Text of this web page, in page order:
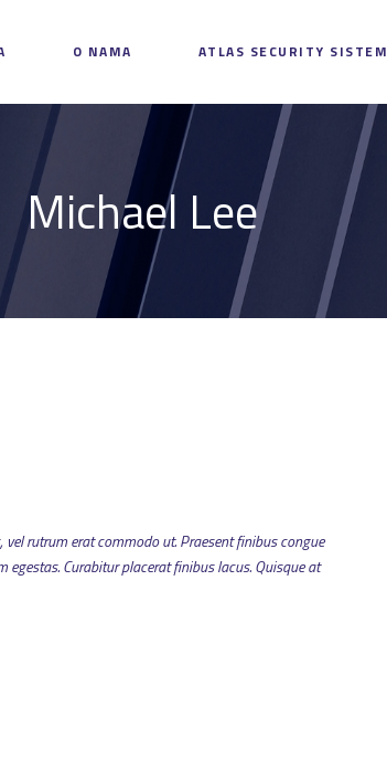
O NAMA ATLAS SECURITY SISTEM
Michael Lee
SECURITY
rutrum erat commodo ut. Praesent finibus congue
Curabitur placerat finibus lacus. Quisque at